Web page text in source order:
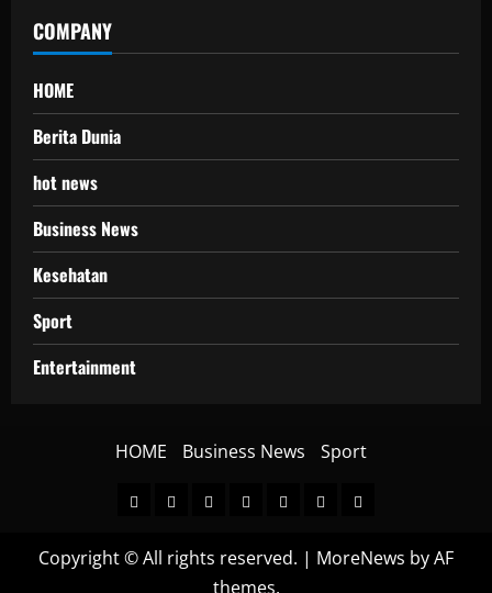
COMPANY
HOME
Berita Dunia
hot news
Business News
Kesehatan
Sport
Entertainment
HOME Business News Sport
HOMEBeritahot
BusinessKesehatan
SportEntertainment
Copyright © All rights reserved. | MoreNews by AF
themes.